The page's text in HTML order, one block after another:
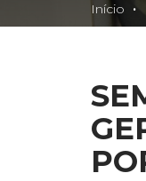
Início